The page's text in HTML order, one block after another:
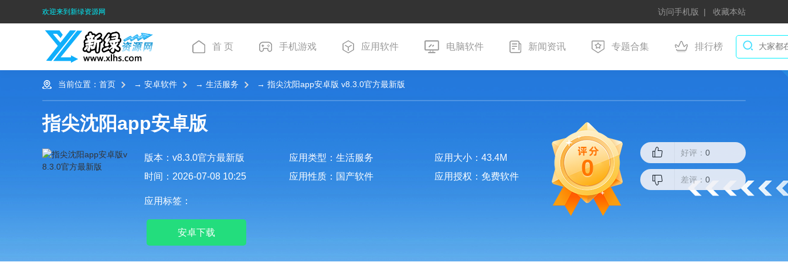
欢迎来到新绿资源网 访问手机版 收藏本站
首 页 手机游戏 应用软件 电脑软件 新闻资讯 专题合集 排行榜
当前位置： 首页 → 安卓软件 → 生活服务 → 指尖沈阳app安卓版 v8.3.0官方最新版
指尖沈阳app安卓版
版本：v8.3.0官方最新版 应用类型：生活服务
应用大小：43.4M
时间：2026-07-08 10:25
应用性质：国产软件 应用授权：免费软件
应用标签：
安卓下载
0
好评： 0
差评： 0